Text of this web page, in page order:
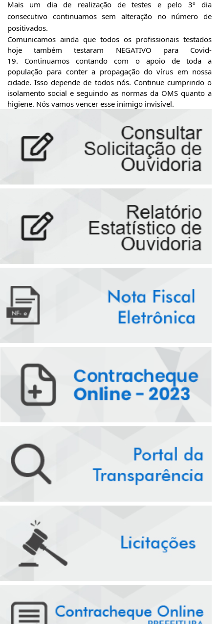
Mais um dia de realização de testes e pelo 3º dia
consecutivo continuamos sem alteração no número de
positivados.
Comunicamos ainda que todos os profissionais testados
hoje também testaram NEGATIVO para Covid-
19. Continuamos contando com o apoio de toda a
população para conter a propagação do vírus em nossa
cidade. Isso depende de todos nós. Continue cumprindo o
isolamento social e seguindo as normas da OMS quanto a
higiene. Nós vamos vencer esse inimigo invisível.